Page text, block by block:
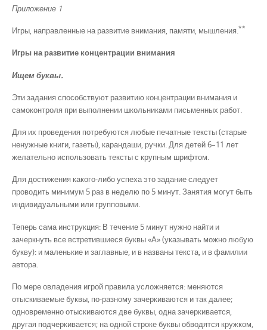
Приложение 1
Игры, направленные на развитие внимания, памяти, мышления.**
Игры на развитие концентрации внимания
Ищем буквы.
Эти задания способствуют развитию концентрации внимания и
самоконтроля при выполнении школьниками письменных работ.
Для их проведения потребуются любые печатные тексты (старые
ненужные книги, газеты), карандаши, ручки. Для детей 6–11 лет
желательно использовать тексты с крупным шрифтом.
Для достижения какого-либо успеха это задание следует
проводить минимум 5 раз в неделю по 5 минут. Занятия могут быть
индивидуальными или групповыми.
Теперь сама инструкция: В течение 5 минут нужно найти и
зачеркнуть все встретившиеся буквы «А» (указывать можно любую
букву): и маленькие и заглавные, и в названы текста, и в фамилии
автора.
По мере овладения игрой правила усложняется: меняются
отыскиваемые буквы, по-разному зачеркиваются и так далее;
одновременно отыскиваются две буквы, одна зачеркивается,
другая подчеркивается; на одной строке буквы обводятся кружком,